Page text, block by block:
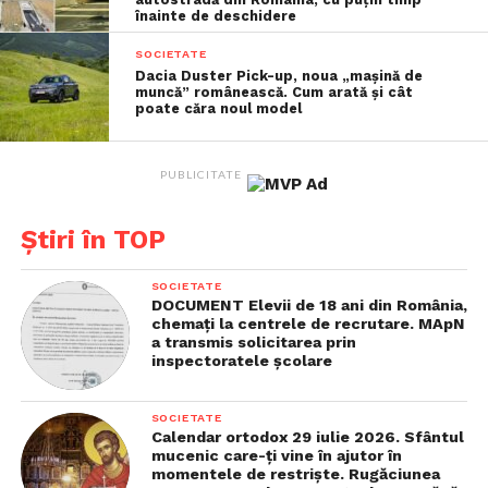
a subliniat Pîslaru.
Vizualizări: 73
înainte de deschidere
SOCIETATE
Dacia Duster Pick-up, noua „mașină de
muncă” românească. Cum arată și cât
poate căra noul model
PUBLICITATE
Știri în TOP
SOCIETATE
DOCUMENT Elevii de 18 ani din România,
chemaţi la centrele de recrutare. MApN
a transmis solicitarea prin
inspectoratele şcolare
SOCIETATE
Calendar ortodox 29 iulie 2026. Sfântul
mucenic care-ţi vine în ajutor în
momentele de restrişte. Rugăciunea